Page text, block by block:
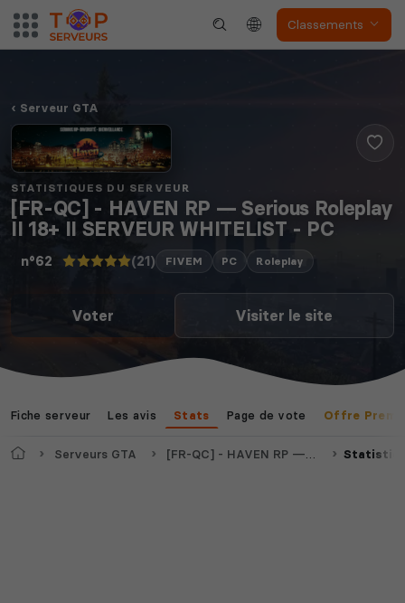
Classements
Serveur GTA
STATISTIQUES DU SERVEUR
[FR-QC] - HAVEN RP — Serious Roleplay
II 18+ II SERVEUR WHITELIST - PC
n°62 (21) FIVEM PC Roleplay
Voter Visiter le site
Fiche serveur Les avis Stats Page de vote Offre
AccueilServeurs GTA [FR-QC] - HAVEN RP — Serious Roleplay II 18+ II SERVEUR WHITELIST - PC